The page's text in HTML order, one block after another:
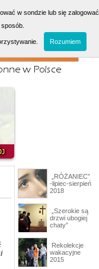
„RÓŻANIEC”
-lipiec-sierpień
2018
„Szerokie są
drzwi ubogiej
chaty”
Rekolekcje
wakacyjne
2015
w sondzie lub się zalogować.
Rozumiem